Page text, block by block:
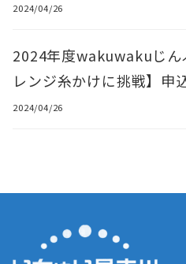
2024/04/26
2024年度wakuwakuじん
レンジ糸かけに挑戦】申
2024/04/26